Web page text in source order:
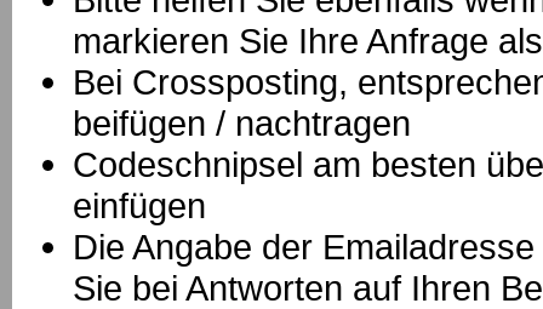
markieren Sie Ihre Anfrage
Bei Crossposting,
beifügen / nachtragen
Codeschnipsel am besten
einfügen
Die Angabe der
Sie bei Antworten auf Ihren